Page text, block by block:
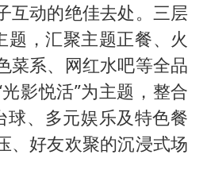
互动的绝佳去处。三层
题，汇聚主题正餐、火
菜系、网红水吧等全品
影悦活”为主题，整合
球、多元娱乐及特色餐
、好友欢聚的沉浸式场